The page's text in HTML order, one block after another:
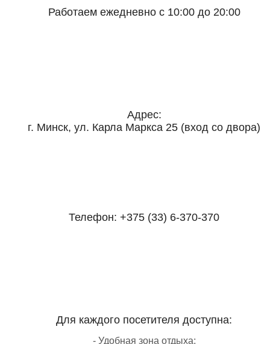
Работаем ежедневно с 10:00 до 20:00
Адрес:
г. Минск, ул. Карла Маркса 25 (вход со двора)
Телефон: +375 (33) 6-370-370
Для каждого посетителя доступна:
- Удобная зона отдыха;